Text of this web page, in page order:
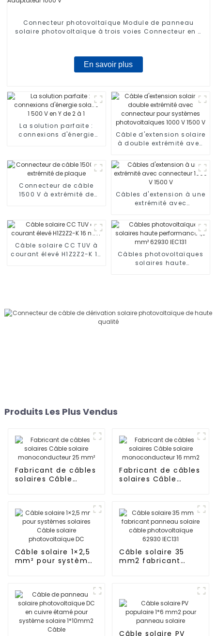
Connecteur photovoltaïque Module de panneau
solaire photovoltaïque à trois voies Connecteur en T
En savoir plus
La solution parfaite :
connexions d'énergie
Câble d'extension solaire
à double extrémité avec
systèmes
photovoltaïques 1000 V
1500 V
Connecteur de câble
1500 V à extrémité de
Câbles d'extension à une
extrémité avec
Câble solaire CC TUV à
courant élevé H1Z2Z2-K 16
Câbles photovoltaïques
solaires haute
Produits Les Plus Vendus
Fabricant de câbles
solaires Câble
Fabricant de câbles
solaires Câble
Câble solaire 1×2,5
mm² pour systèmes
Câble solaire 35
mm2 fabricant
Câble solaire PV